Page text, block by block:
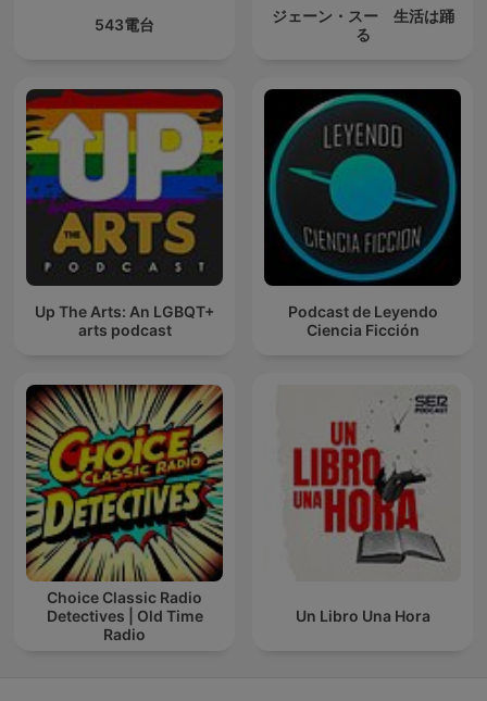
543電台
ジェーン・スー 生活は踊
る
Up The Arts: An LGBQT+
arts podcast
Podcast de Leyendo
Ciencia Ficción
Choice Classic Radio
Detectives | Old Time
Radio
Un Libro Una Hora